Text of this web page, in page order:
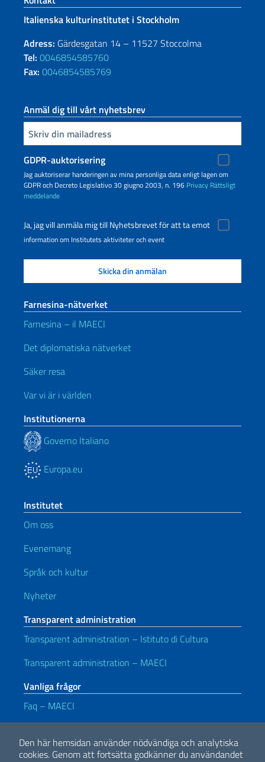
Den här hemsidan använder nödvändiga och analytiska
cookies. Genom att fortsätta godkänner du användandet
Italienska kulturinstitutet i Stockholm
Adress: Gärdesgatan 14 – 11527 Stoccolma
Tel: 0046854585760
Fax: 0046854585769
Anmäl dig till vårt nyhetsbrev
Infoga din e-post
GDPR-auktorisering
Jag auktoriserar handeringen av mina personliga data enligt lagen om
GDPR och Decreto Legislativo 30 giugno 2003, n. 196 Privacy Rättsligt
meddelande
Ja, jag vill anmäla mig till Nyhetsbrevet för att ta emot
information om Institutets aktiviteter och event
Farnesina-nätverket
Farnesina – il MAECI
Det diplomatiska nätverket
Säker resa
Var vi är i världen
Institutionerna
Governo Italiano
Europa.eu
Institutet
Om oss
Evenemang
Språk och kultur
Nyheter
Transparent administration
Transparent administration – Istituto di Cultura
Transparent administration – MAECI
Vanliga frågor
Faq – MAECI
Användbara länkar
Note legaliPrivacy e cookie policyDichiarazione di accessibilità